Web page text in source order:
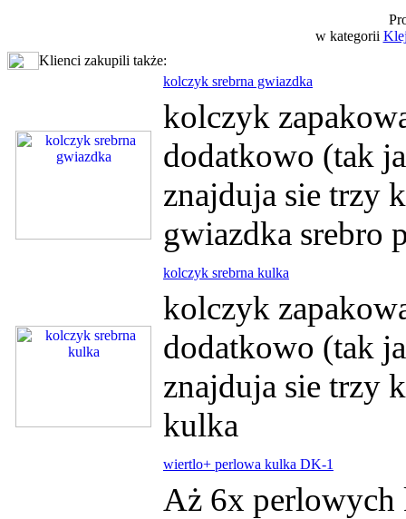
w kategorii
Klienci zakupili także:
kolczyk srebrna gwiazdka
kolczyk
dodatkowo (tak
znajduja sie trzy
gwiazdka
kolczyk srebrna kulka
kolczyk
dodatkowo (tak
znajduja sie trzy
kulka
wiertlo+ perlowa kulka DK-1
Aż 6x perlowych